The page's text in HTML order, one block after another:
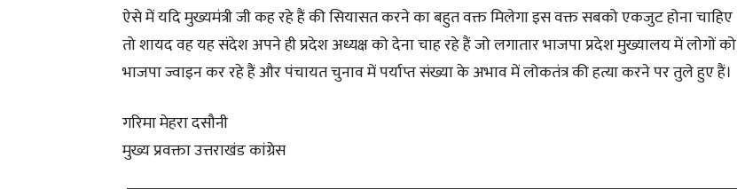
ऐसे में यदि मुख्यमंत्री जी कह रहे हैं की सियासत करने का बहुत वक्त मिलेगा इस वक्त सबको एकजुट होना चाहिए
तो शायद वह यह संदेश अपने ही प्रदेश अध्यक्ष को देना चाह रहे हैं जो लगातार भाजपा प्रदेश मुख्यालय में लोगों को
भाजपा ज्वाइन कर रहे हैं और पंचायत चुनाव में पर्याप्त संख्या के अभाव में लोकतंत्र की हत्या करने पर तुले हुए हैं।
गरिमा मेहरा दसौनी
मुख्य प्रवक्ता उत्तराखंड कांग्रेस